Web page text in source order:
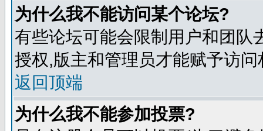
为什么我不能访问某个论坛?
有些论坛可能会限制用户和团队
授权,版主和管理员才能赋予访
返回顶端
为什么我不能参加投票?